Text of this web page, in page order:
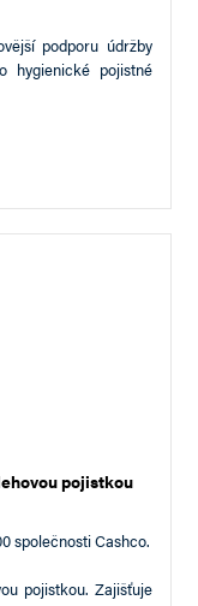
podporu údržby
hygienické pojistné
pojistkou
společnosti Cashco.
pojistkou. Zajišťuje